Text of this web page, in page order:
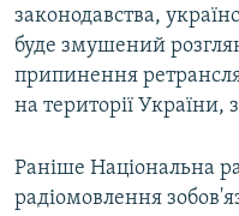
законодавства,
буде змушений
припинення
на території України,
Раніше Національна
радіомовлення